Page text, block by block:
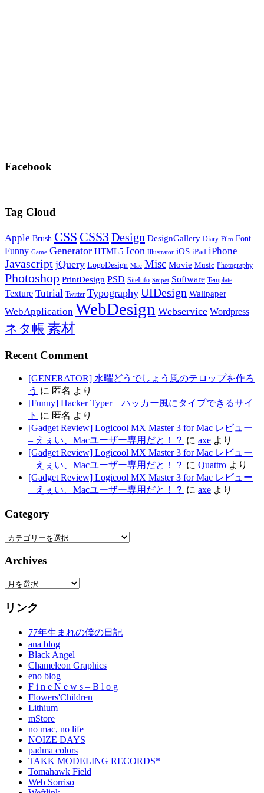
Facebook
Tag Cloud
Apple Brush CSS CSS3 Design DesignGallery Diary Film Font
Funny Game Generator HTML5 Icon Illustrator iOS iPad iPhone
Javascript jQuery LogoDesign Mac Misc Movie Music Photography
Photoshop PrintDesign PSD SiteInfo Snipet Software Template
Texture Tutrial Twitter Typography UIDesign Wallpaper
WebApplication WebDesign Webservice Wordpress
ネタ帳 素材
Recent Comment
[GENERATOR] 水曜どうでしょう風のテロップを作ろ
う に 匿名 より
[Funny] Hacker Typer – ハッカー風にタイプできるサイ
ト に 匿名 より
[Gadget Review] Logicool MX Master 3 for Mac レビュー
– えぇい、Macユーザー専用だと！？ に axe より
[Gadget Review] Logicool MX Master 3 for Mac レビュー
– えぇい、Macユーザー専用だと！？ に Quattro より
[Gadget Review] Logicool MX Master 3 for Mac レビュー
– えぇい、Macユーザー専用だと！？ に axe より
Category
Category
Archives
Archives
リンク
77年生まれの僕の日記
ana blog
Black Angel
Chameleon Graphics
eno blog
F i n e N e w s – B l o g
Flowers'Children
Lithium
mStore
no mac, no life
NOIZE DAYS
padma colors
TAKK MODELING RECORDS*
Tomahawk Field
Web Sorriso